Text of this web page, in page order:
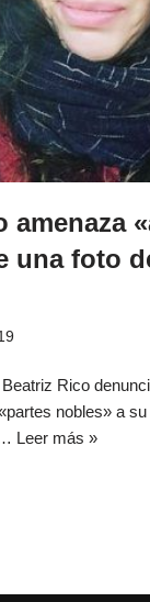
amenaza
una foto
Rico
nobles» a
Leer más »